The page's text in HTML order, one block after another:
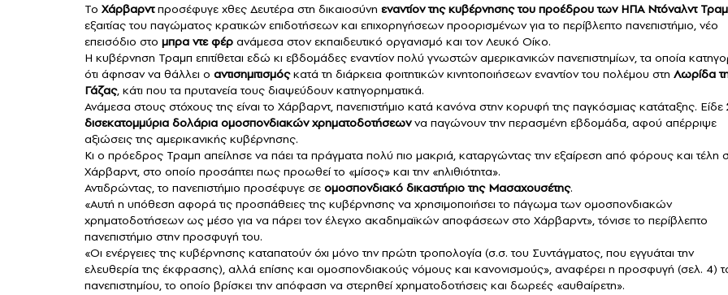
Το Χάρβαρντ προσέφυγε χθες Δευτέρα στη δικαιοσύνη εναντίον της κυβέρνησης του προέδρου των ΗΠΑ Ντόναλντ
εξαιτίας του παγώματος κρατικών επιδοτήσεων και επιχορηγήσεων προορισμένων για το περίβλεπτο πανεπιστήμιο, νέο
επεισόδιο στο μπρα ντε φέρ ανάμεσα στον εκπαιδευτικό οργανισμό και τον Λευκό Οίκο.
Η κυβέρνηση Τραμπ επιτίθεται εδώ κι εβδομάδες εναντίον πολύ γνωστών αμερικανικών πανεπιστημίων, τα οποία
ότι άφησαν να θάλλει ο αντισημιτισμόςκατά τη διάρκεια φοιτητικών κινητοποιήσεων εναντίον του πολέμου στη Λωρίδα
Γάζας, κάτι που τα πρυτανεία τους διαψεύδουν κατηγορηματικά.
Ανάμεσα στους στόχους της είναι το Χάρβαρντ, πανεπιστήμιο κατά κανόνα στην κορυφή της παγκόσμιας κατάταξης. Είδε
δισεκατομμύρια δολάρια ομοσπονδιακών χρηματοδοτήσεωννα παγώνουν την περασμένη εβδομάδα, αφού απέρριψε
αξιώσεις της αμερικανικής κυβέρνησης.
Κι ο πρόεδρος Τραμπ απείλησε να πάει τα πράγματα πολύ πιο μακριά, καταργώντας την εξαίρεση από φόρους και τέλη
Χάρβαρντ, στο οποίο προσάπτει πως προωθεί το «μίσος» και την «ηλιθιότητα».
Αντιδρώντας, το πανεπιστήμιο προσέφυγε σε ομοσπονδιακό δικαστήριο της Μασαχουσέτης.
«Αυτή η υπόθεση αφορά τις προσπάθειες της κυβέρνησης να χρησιμοποιήσει το πάγωμα των ομοσπονδιακών
χρηματοδοτήσεων ως μέσο για να πάρει τον έλεγχο ακαδημαϊκών αποφάσεων στο Χάρβαρντ», τόνισε το περίβλεπτο
πανεπιστήμιο στην προσφυγή του.
«Οι ενέργειες της κυβέρνησης καταπατούν όχι μόνο την πρώτη τροπολογία (σ.σ. του Συντάγματος, που εγγυάται την
ελευθερία της έκφρασης), αλλά επίσης και ομοσπονδιακούς νόμους και κανονισμούς», αναφέρει η προσφυγή (σελ. 4)
πανεπιστημίου, το οποίο βρίσκει την απόφαση να στερηθεί χρηματοδοτήσεις και δωρεές «αυθαίρετη».